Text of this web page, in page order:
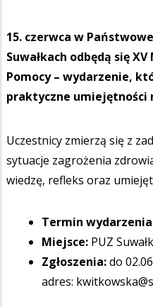
15. czerwca w
Suwałkach odbędą się
Pomocy – wydarzenie,
praktyczne umiejętności
Uczestnicy zmierzą się z
sytuacje zagrożenia
wiedzę, refleks oraz
Termin
Miejsce: PUZ
Zgłoszenia:do
adres: